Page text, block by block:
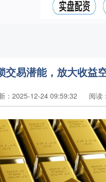
交易潜能，放大收益
：2025-12-24 09:59:32 阅读